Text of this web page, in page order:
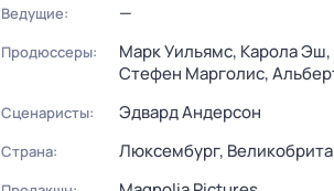
Ведущие: —
Продюссеры: Марк Уильямс, Карола Эш,
Стефен Марголис,
Сценаристы: Эдвард Андерсон
Страна: Люксембург,